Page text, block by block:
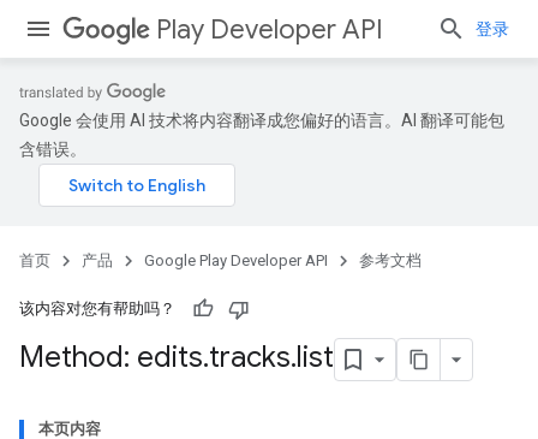
Play Developer API 登录
Google 会使用 AI 技术将内容翻译成您偏好的语言。AI 翻译可能包
含错误。
首页 产品 Google Play Developer API 参考文档
该内容对您有帮助吗？
Method: edits.tracks.list
本页内容